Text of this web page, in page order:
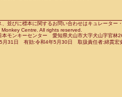
Papio anubis(0)
Papio cynocephalus
Papio hamadryas(0)
Saguinus leucopus(0)
Saguinus midas(0)
Saguinus mystax(0)
、並びに標本に関するお問い合わせはキュレータ
Centre. All rights reserved.
本モンキーセンター 愛知県犬山市大字犬山字官
月31日 有効:令和4年5月30日 取扱責任者:綿貫宏